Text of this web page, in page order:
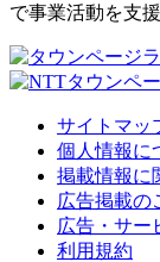
で事業活動を支援
サイトマッ
個人情報に
掲載情報に
広告掲載の
広告・サー
利用規約